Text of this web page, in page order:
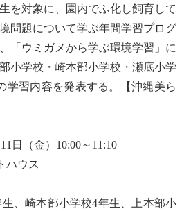
を対象に、園内でふ化し飼育して
問題について学ぶ年間学習プログ
「 ウミガメから学ぶ環境学習」に
小学校・崎本部小学校・瀬底小学
学習内容を発表する。【沖縄美ら
日（金）10:00～11:10
ハウス
、崎本部小学校4年生、上本部小